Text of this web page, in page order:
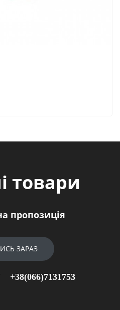
товари
пропозиція
ЗАРАЗ
+38(066)7131753